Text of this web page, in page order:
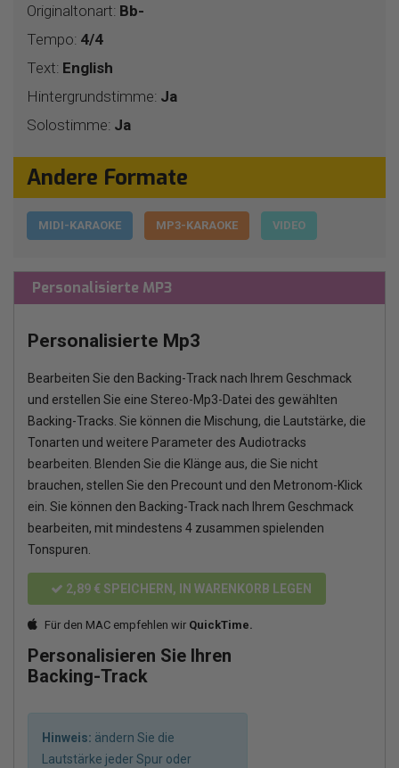
Originaltonart: Bb-
Tempo: 4/4
Text: English
Hintergrundstimme: Ja
Solostimme: Ja
Andere Formate
MIDI-KARAOKE MP3-KARAOKE VIDEO
Personalisierte MP3
Personalisierte Mp3
Bearbeiten Sie den Backing-Track nach Ihrem Geschmack
und erstellen Sie eine Stereo-Mp3-Datei des gewählten
Backing-Tracks. Sie können die Mischung, die Lautstärke, die
Tonarten und weitere Parameter des Audiotracks
bearbeiten. Blenden Sie die Klänge aus, die Sie nicht
brauchen, stellen Sie den Precount und den Metronom-Klick
ein. Sie können den Backing-Track nach Ihrem Geschmack
bearbeiten, mit mindestens 4 zusammen spielenden
Tonspuren.
2,89 € SPEICHERN, IN WARENKORB LEGEN
Für den MAC empfehlen wir QuickTime.
Personalisieren Sie Ihren
Backing-Track
Hinweis: ändern Sie die
Lautstärke jeder Spur oder